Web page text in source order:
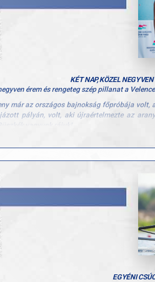
KÉT NAP, KÖZEL
érem és rengeteg szép pillanat a
már az országos bajnokság főpróbája
pályán, volt, aki újraértelmezte az
jár minden egyes versenyzőnknek, a
mi pedig már az Országos Bajnokságra
evezés!
EGYÉNI